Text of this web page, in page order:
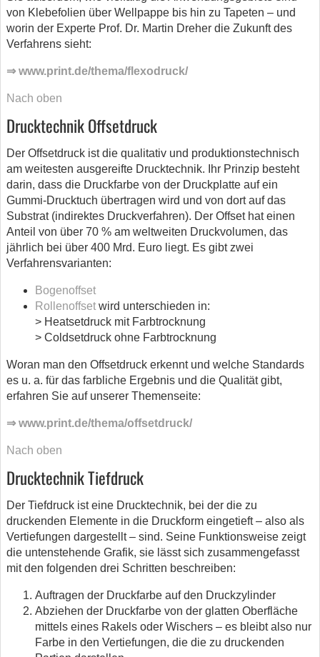
von Klebefolien über Wellpappe bis hin zu Tapeten – und
worin der Experte Prof. Dr. Martin Dreher die Zukunft des
Verfahrens sieht:
⇒ www.print.de/thema/flexodruck/
Nach oben
Drucktechnik Offsetdruck
Der Offsetdruck ist die qualitativ und produktionstechnisch
am weitesten ausgereifte Drucktechnik. Ihr Prinzip besteht
darin, dass die Druckfarbe von der Druckplatte auf ein
Gummi-Drucktuch übertragen wird und von dort auf das
Substrat (indirektes Druckverfahren). Der Offset hat einen
Anteil von über 70 % am weltweiten Druckvolumen, das
jährlich bei über 400 Mrd. Euro liegt. Es gibt zwei
Verfahrensvarianten:
Bogenoffset
Rollenoffset wird unterschieden in:
> Heatsetdruck mit Farbtrocknung
> Coldsetdruck ohne Farbtrocknung
Woran man den Offsetdruck erkennt und welche Standards
es u. a. für das farbliche Ergebnis und die Qualität gibt,
erfahren Sie auf unserer Themenseite:
⇒ www.print.de/thema/offsetdruck/
Nach oben
Drucktechnik Tiefdruck
Der Tiefdruck ist eine Drucktechnik, bei der die zu
druckenden Elemente in die Druckform eingetieft – also als
Vertiefungen dargestellt – sind. Seine Funktionsweise zeigt
die untenstehende Grafik, sie lässt sich zusammengefasst
mit den folgenden drei Schritten beschreiben:
Auftragen der Druckfarbe auf den Druckzylinder
Abziehen der Druckfarbe von der glatten Oberfläche
mittels eines Rakels oder Wischers – es bleibt also nur
Farbe in den Vertiefungen, die die zu druckenden